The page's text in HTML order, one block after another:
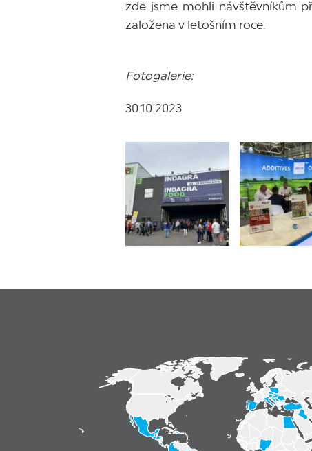
zde jsme mohli návštěvníkům
založena v letošním roce.
Fotogalerie:
30.10.2023